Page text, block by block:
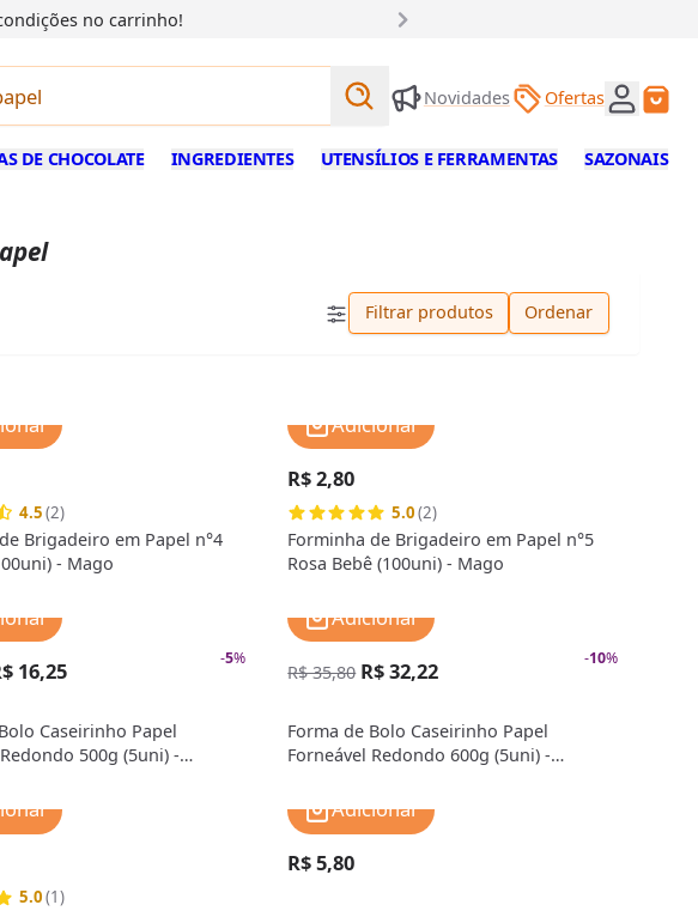
no carrinho!
Buscar produtos
Buscar
Novidades Ofertas
DE CHOCOLATE INGREDIENTES UTENSÍLIOS E FERRAMENTAS SAZONAIS
Filtrar produtos Ordenar
4.5(2)
Brigadeiro em Papel n°4
- Mago
R$ 2,80
5.0(2)
Forminha de Brigadeiro em Papel n°5
Rosa Bebê (100uni) - Mago
Adicionar
-5%
16,25
Caseirinho Papel
500g (5uni) -
-10%
R$ 35,80 R$ 32,22
Forma de Bolo Caseirinho Papel
Forneável Redondo 600g (5uni) -
Adicionar
5.0(1)
R$ 5,80
Adicionar